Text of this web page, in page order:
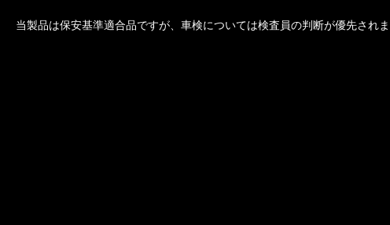
当製品は保安基準適合品ですが、車検については検査員の判断が優先され